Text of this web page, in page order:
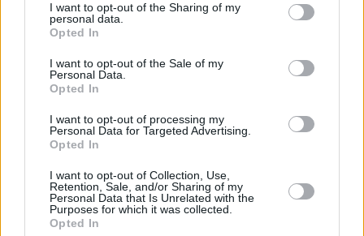
I want to opt-out of the Sharing of my
personal data.
Opted In
I want to opt-out of the Sale of my
Personal Data.
Opted In
I want to opt-out of processing my
Personal Data for Targeted Advertising.
Opted In
I want to opt-out of Collection, Use,
Retention, Sale, and/or Sharing of my
Personal Data that Is Unrelated with the
Purposes for which it was collected.
Opted In
Wrzucił wulgarny wpis o
Morozowskim. Człowiek Pogoni
Szczecin ma wylecieć z pracy